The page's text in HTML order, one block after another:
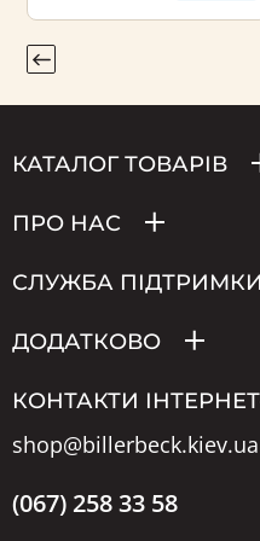
КАТАЛОГ ТОВАРІВ
ПРО НАС
СЛУЖБА ПІДТРИМКИ
ДОДАТКОВО
КОНТАКТИ
shop@billerbeck.kiev.ua
(067) 258 33 58